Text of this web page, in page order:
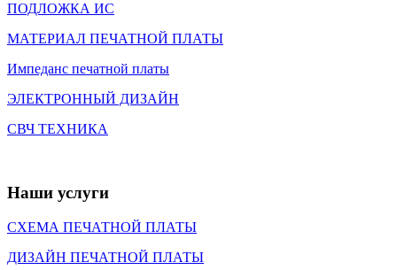
ПОДЛОЖКА ИС
МАТЕРИАЛ ПЕЧАТНОЙ ПЛАТЫ
Импеданс печатной платы
ЭЛЕКТРОННЫЙ ДИЗАЙН
СВЧ ТЕХНИКА
Наши услуги
СХЕМА ПЕЧАТНОЙ ПЛАТЫ
ДИЗАЙН ПЕЧАТНОЙ ПЛАТЫ